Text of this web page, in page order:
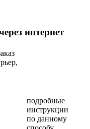
интернет
подробные
инструкции
по данному